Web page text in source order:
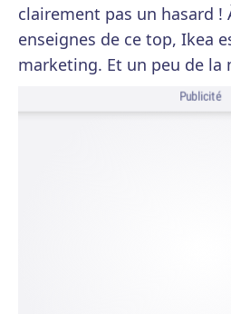
clairement pas un hasard !
enseignes de ce top, Ikea
marketing. Et un peu de
Publicité